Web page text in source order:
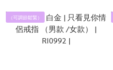
（可調節鬆緊）